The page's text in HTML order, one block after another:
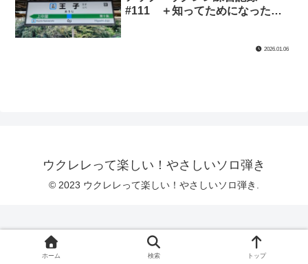
#111 ＋知ってためになったウ
2026.01.06
ウクレレって楽しい！やさしいソロ弾き
© 2023 ウクレレって楽しい！やさしいソロ弾き.
ホーム 検索 トップ